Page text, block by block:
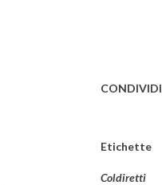
CONDIVIDI
Etichette
Coldiretti